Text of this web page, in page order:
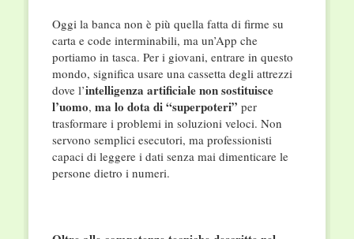
Oggi la banca non è più quella fatta di firme su
carta e code interminabili, ma un’App che
portiamo in tasca. Per i giovani, entrare in questo
mondo, significa usare una cassetta degli attrezzi
dove l’intelligenza artificiale non sostituisce
l’uomo, ma lo dota di “superpoteri” per
trasformare i problemi in soluzioni veloci. Non
servono semplici esecutori, ma professionisti
capaci di leggere i dati senza mai dimenticare le
persone dietro i numeri.